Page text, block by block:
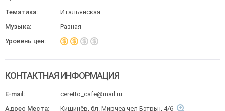
Тематика:
Итальянская
Музыка:
Разная
Уровень цен:
КОНТАКТНАЯ ИНФОРМАЦИЯ
E-mail:
ceretto_cafe@mail.ru
Адрес Места:
Кишинёв, бл. Мирчеа чел Бэтрьн, 4/6